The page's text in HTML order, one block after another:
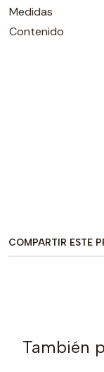
Medidas
Contenido
COMPARTIR ESTE
También